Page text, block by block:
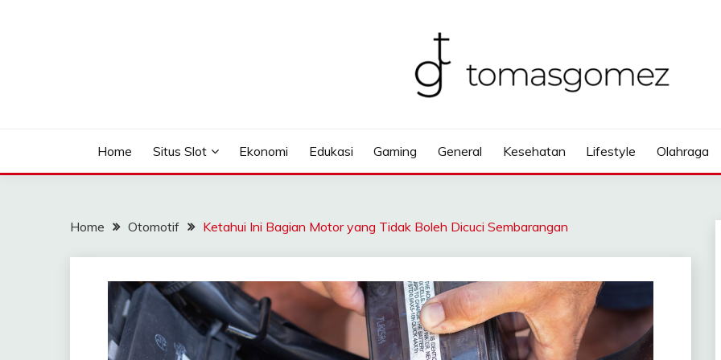
Home Situs Slot Ekonomi Edukasi Gaming General Kesehatan Lifestyle Olahraga
Home Otomotif Ketahui Ini Bagian Motor yang Tidak Boleh Dicuci Sembarangan